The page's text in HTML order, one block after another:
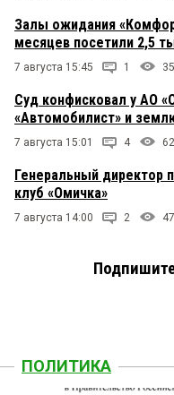
Залы ожидания
месяцев посетили 2,5
7 августа 15:45 1
Суд конфисковал у АО
«Автомобилист» и
7 августа 15:01 4
Генеральный директор
клуб «Омичка»
7 августа 14:00 2
ПОЛИТИКА